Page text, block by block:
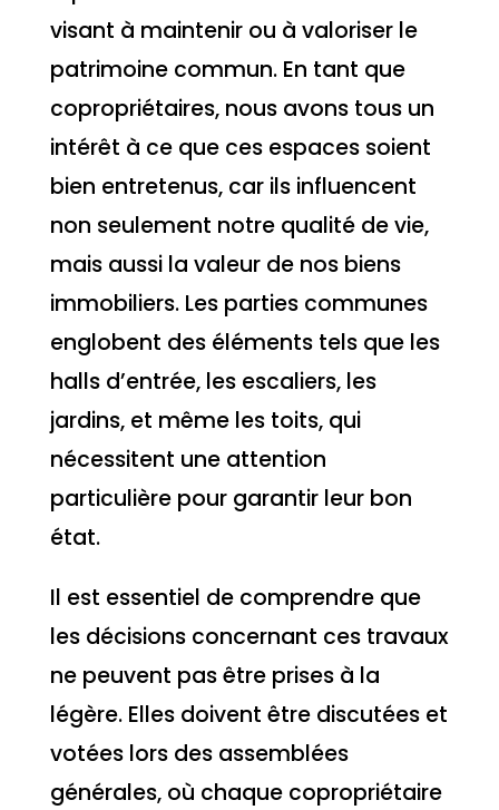
visant à maintenir ou à valoriser le
patrimoine commun. En tant que
copropriétaires, nous avons tous un
intérêt à ce que ces espaces soient
bien entretenus, car ils influencent
non seulement notre qualité de vie,
mais aussi la valeur de nos biens
immobiliers. Les parties communes
englobent des éléments tels que les
halls d’entrée, les escaliers, les
jardins, et même les toits, qui
nécessitent une attention
particulière pour garantir leur bon
état.
Il est essentiel de comprendre que
les décisions concernant ces travaux
ne peuvent pas être prises à la
légère. Elles doivent être discutées et
votées lors des assemblées
générales, où chaque copropriétaire